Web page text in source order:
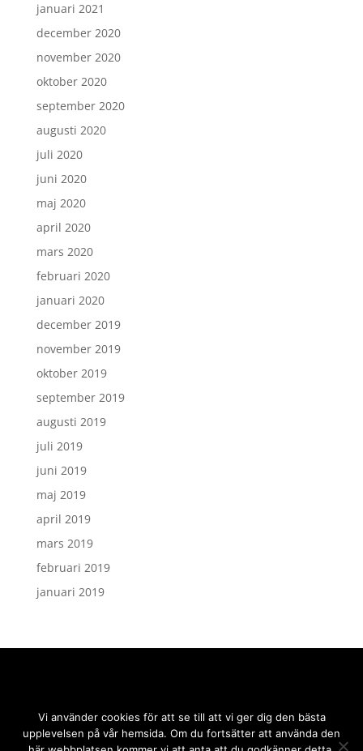
januari 2021
december 2020
november 2020
oktober 2020
september 2020
augusti 2020
juli 2020
juni 2020
maj 2020
april 2020
mars 2020
februari 2020
januari 2020
december 2019
november 2019
oktober 2019
september 2019
augusti 2019
juli 2019
juni 2019
maj 2019
april 2019
mars 2019
februari 2019
januari 2019
Vi använder cookies för att se till att vi ger dig den bästa
upplevelsen på vår hemsida. Om du fortsätter att använda den